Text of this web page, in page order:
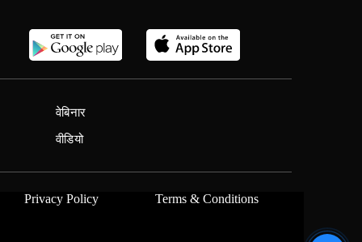
वेबिनार
वीडियो
Privacy Policy Terms & Conditions